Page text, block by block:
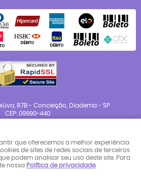
87B- Conceição, Diadema- SP
CEP: 09990-440
POR
que oferecemos a melhor experiência
de sites de redes sociais de terceiros
podem analisar seu uso deste site. Para
nossa Política de privacidade.